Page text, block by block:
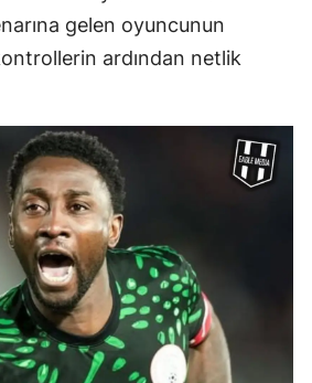
gelen oyuncunun
ardından netlik